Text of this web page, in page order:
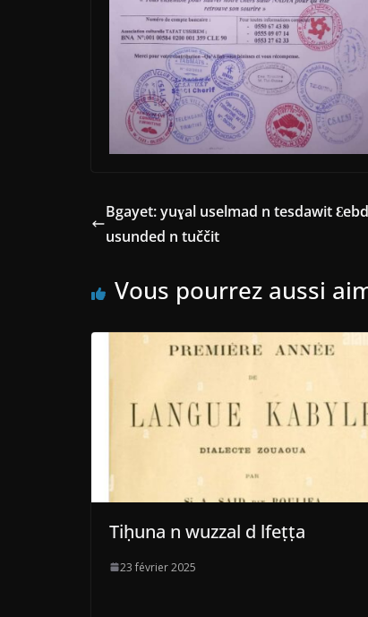
Bgayet: yuɣal uselmad n tesdawit
usunded n tuččit
Vous pourrez aussi
Tiḥuna n wuzzal d lfeṭṭa
23 février 2025